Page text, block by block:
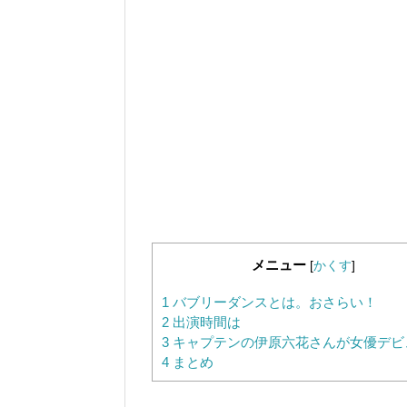
メニュー [かくす]
1 バブリーダンスとは。おさらい！
2 出演時間は
3 キャプテンの伊原六花さんが女優デ
4 まとめ